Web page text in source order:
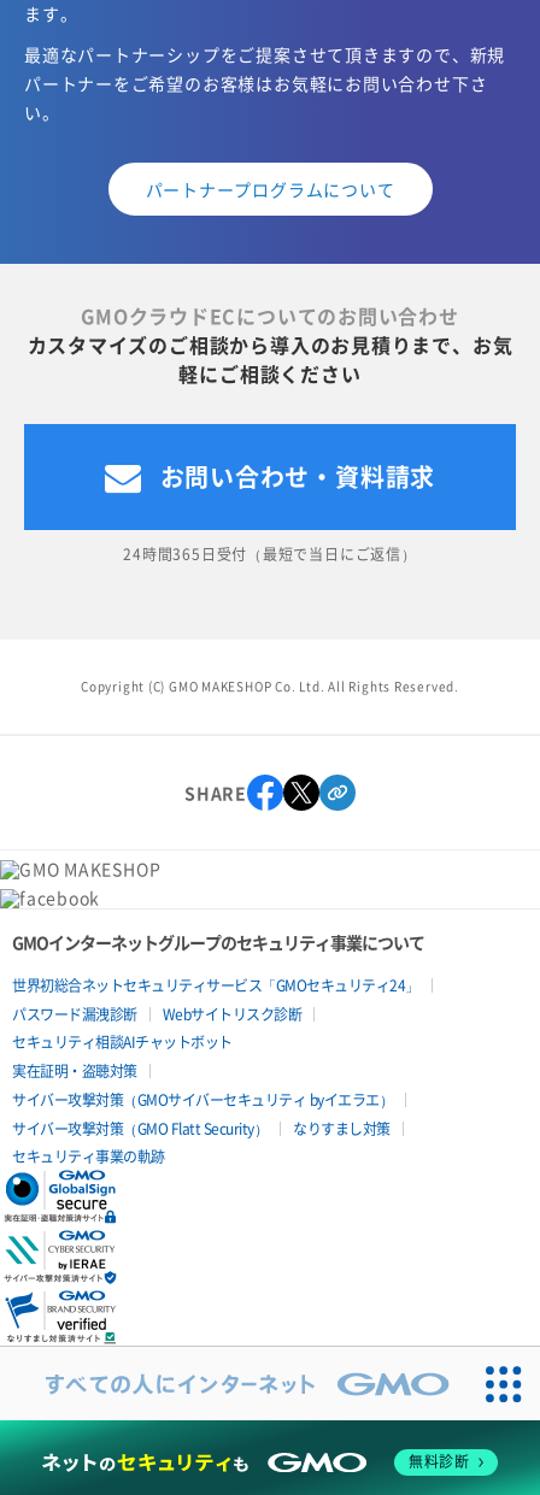
ます。
最適なパートナーシップをご提案させて頂きますので、新規
パートナーをご希望のお客様はお気軽にお問い合わせ下さ
い。
パートナープログラムについて
GMOクラウドECについてのお問い合わせ
カスタマイズのご相談から導入のお見積りまで、お気
軽にご相談ください
お問い合わせ・資料請求
24時間365日受付（最短で当日にご返信）
Copyright (C) GMO MAKESHOP Co. Ltd. All Rights Reserved.
SHARE
GMOインターネットグループのセキュリティ事業について
世界初総合ネットセキュリティサービス「GMOセキュリティ24」
パスワード漏洩診断
Webサイトリスク診断
セキュリティ相談AIチャットボット
実在証明・盗聴対策
サイバー攻撃対策（GMOサイバーセキュリティ byイエラエ）
サイバー攻撃対策（GMO Flatt Security）
なりすまし対策
セキュリティ事業の軌跡
無料診断